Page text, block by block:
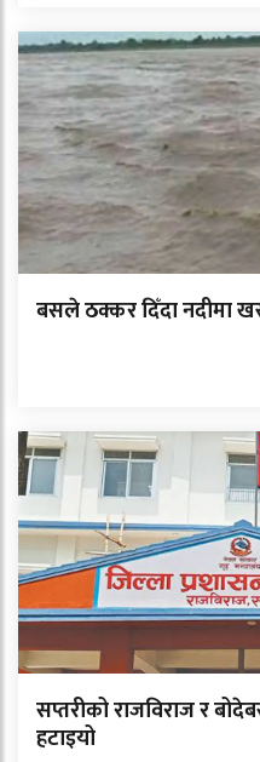
बसले ठक्कर दिँदा नदीमा
सप्तरीको राजविराज र
हटाइयो